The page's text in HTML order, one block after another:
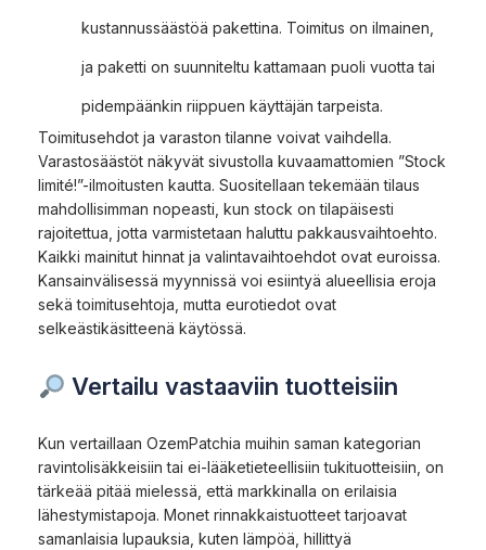
kustannussäästöä pakettina. Toimitus on ilmainen,
ja paketti on suunniteltu kattamaan puoli vuotta tai
pidempäänkin riippuen käyttäjän tarpeista.
Toimitusehdot ja varaston tilanne voivat vaihdella.
Varastosäästöt näkyvät sivustolla kuvaamattomien ”Stock
limité!”-ilmoitusten kautta. Suositellaan tekemään tilaus
mahdollisimman nopeasti, kun stock on tilapäisesti
rajoitettua, jotta varmistetaan haluttu pakkausvaihtoehto.
Kaikki mainitut hinnat ja valintavaihtoehdot ovat euroissa.
Kansainvälisessä myynnissä voi esiintyä alueellisia eroja
sekä toimitusehtoja, mutta eurotiedot ovat
selkeästikäsitteenä käytössä.
Vertailu vastaaviin tuotteisiin
Kun vertaillaan OzemPatchia muihin saman kategorian
ravintolisäkkeisiin tai ei-lääketieteellisiin tukituotteisiin, on
tärkeää pitää mielessä, että markkinalla on erilaisia
lähestymistapoja. Monet rinnakkaistuotteet tarjoavat
samanlaisia lupauksia, kuten lämpöä, hillittyä